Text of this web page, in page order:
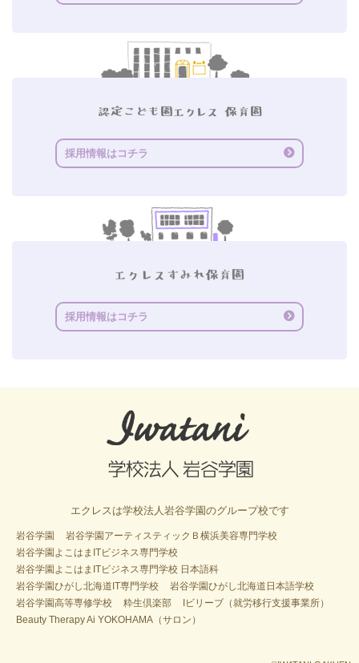
採用情報はコチラ
採用情報はコチラ
エクレスは学校法人岩谷学園のグループ校です
岩谷学園
岩谷学園アーティスティックＢ横浜美容専門学校
岩谷学園よこはまITビジネス専門学校
岩谷学園よこはまITビジネス専門学校 日本語科
岩谷学園ひがし北海道IT専門学校
岩谷学園ひがし北海道日本語学校
岩谷学園高等専修学校
粋生倶楽部
Iビリーブ（就労移行支援事業所）
Beauty Therapy Ai YOKOHAMA（サロン）